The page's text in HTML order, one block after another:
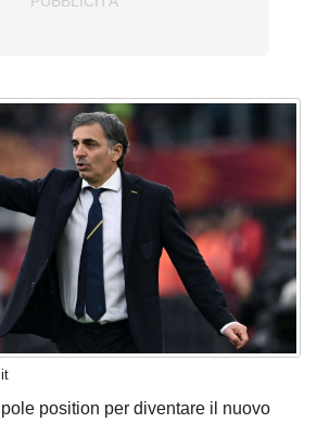
position per diventare il nuovo